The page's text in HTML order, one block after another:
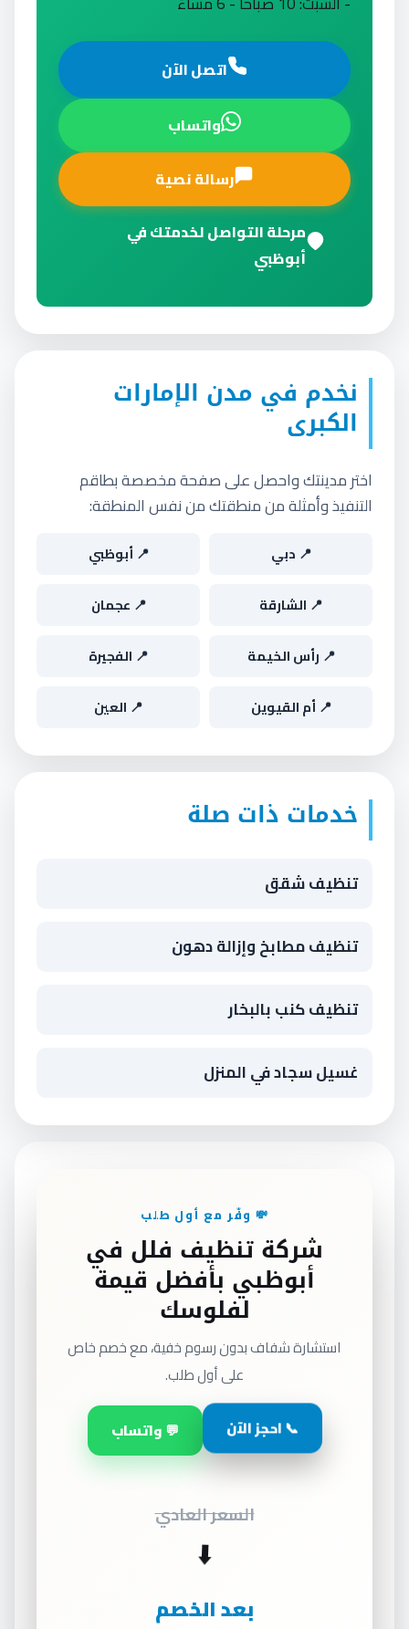
اتصل الآن
واتساب
رسالة نصية
مرحلة التواصل لخدمتك في
أبوظبي
نخدم في مدن الإمارات
الكبرى
اختر مدينتك واحصل على صفحة مخصصة بطاقم
التنفيذ وأمثلة من منطقتك من نفس المنطقة:
📍 دبي 📍 أبوظبي
📍 الشارقة 📍 عجمان
📍 رأس الخيمة 📍 الفجيرة
📍 أم القيوين 📍 العين
خدمات ذات صلة
تنظيف شقق
تنظيف مطابخ وإزالة دهون
تنظيف كنب بالبخار
غسيل سجاد في المنزل
💸 وفّر مع أول طلب
شركة تنظيف فلل في
أبوظبي بأفضل قيمة
لفلوسك
استشارة شفاف بدون رسوم خفية، مع خصم خاص
على أول طلب.
📞 احجز الآن 💬 واتساب
السعر العادي
⬇️
بعد الخصم